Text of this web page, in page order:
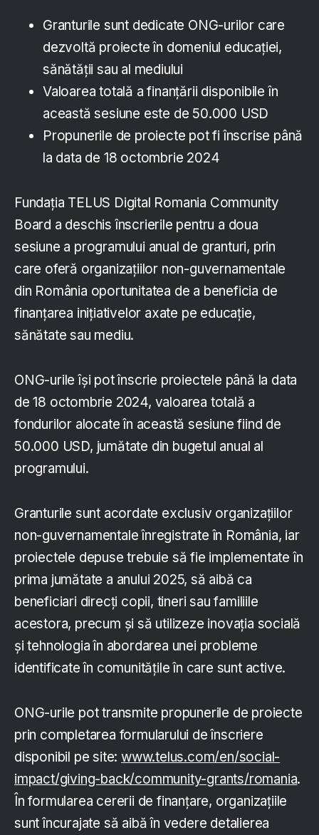
Granturile sunt dedicate ONG-urilor care
dezvoltă proiecte în domeniul educației,
sănătății sau al mediului
Valoarea totală a finanțării disponibile în
această sesiune este de 50.000 USD
Propunerile de proiecte pot fi înscrise până
la data de 18 octombrie 2024
Fundația TELUS Digital Romania Community
Board a deschis înscrierile pentru a doua
sesiune a programului anual de granturi, prin
care oferă organizațiilor non-guvernamentale
din România oportunitatea de a beneficia de
finanțarea inițiativelor axate pe educație,
sănătate sau mediu.
ONG-urile își pot înscrie proiectele până la data
de 18 octombrie 2024, valoarea totală a
fondurilor alocate în această sesiune fiind de
50.000 USD, jumătate din bugetul anual al
programului.
Granturile sunt acordate exclusiv organizațiilor
non-guvernamentale înregistrate în România, iar
proiectele depuse trebuie să fie implementate în
prima jumătate a anului 2025, să aibă ca
beneficiari direcți copii, tineri sau familiile
acestora, precum și să utilizeze inovația socială
și tehnologia în abordarea unei probleme
identificate în comunitățile în care sunt active.
ONG-urile pot transmite propunerile de proiecte
prin completarea formularului de înscriere
disponibil pe site:www.telus.com/en/social-
impact/giving-back/community-grants/romania.
În formularea cererii de finanțare, organizațiile
sunt încurajate să aibă în vedere detalierea